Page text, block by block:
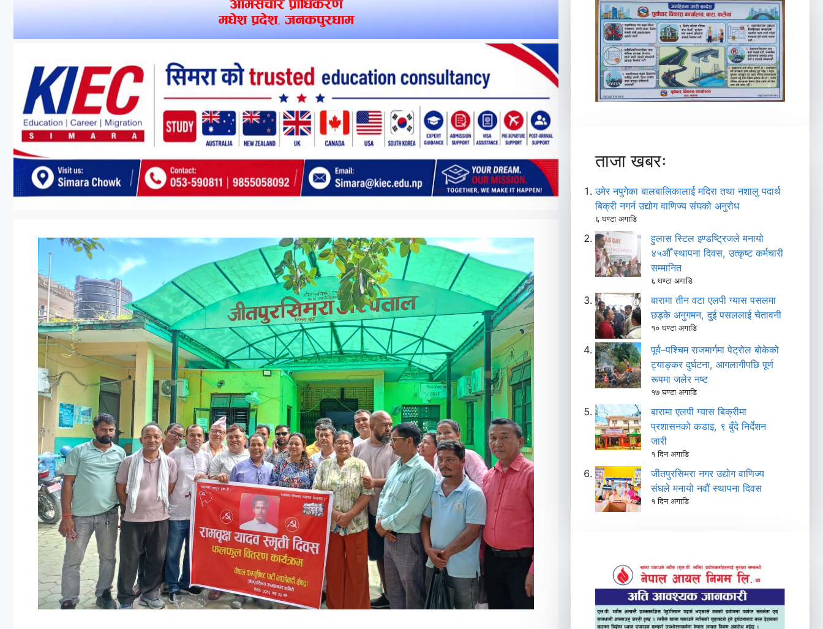
ताजा खबरः
उमेर नपुगेका बालबालिकालाई मदिरा तथा नशालु पदार्थ
बिक्री नगर्न उद्योग वाणिज्य संघको अनुरोध
६ घण्टा अगाडि
हुलास स्टिल इण्डष्ट्रिजले मनायो
४५औँ स्थापना दिवस, उत्कृष्ट कर्मचारी
सम्मानित
६ घण्टा अगाडि
बारामा तीन वटा एलपी ग्यास पसलमा
छड्के अनुगमन, दुई पसललाई चेतावनी
१० घण्टा अगाडि
पूर्व–पश्चिम राजमार्गमा पेट्रोल बोकेको
ट्याङ्कर दुर्घटना, आगलागीपछि पूर्ण
रूपमा जलेर नष्ट
१७ घण्टा अगाडि
बारामा एलपी ग्यास बिक्रीमा
प्रशासनको कडाइ, ९ बुँदे निर्देशन
जारी
१ दिन अगाडि
जीतपुरसिमरा नगर उद्योग वाणिज्य
संघले मनायो नवौं स्थापना दिवस
१ दिन अगाडि